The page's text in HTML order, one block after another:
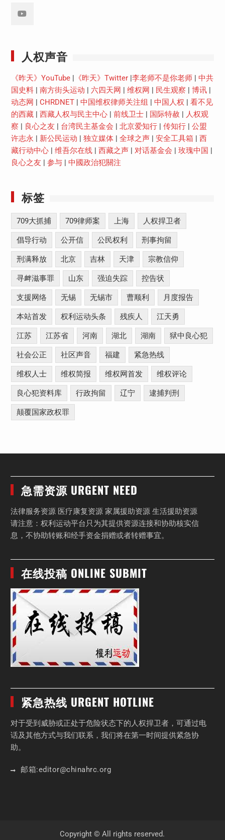
人权声音
《昨天》YouTube| 《昨天》Twitter|李老师不是你老师| 中共
国史料| 南方街头运动 | 六四天网 | 维权网 | 民生观察 | 博讯|
动态网 | CHRDNET| 中国维权律师关注组 | 中国人权 | 看不见
的西藏| 西藏人权与民主中心| 前线卫士| 国际特赦 | 人权观
察 | 良心之友 | 台湾民主基金会 | 北京爱知行| 传知行| 公盟
许志永 | 新公民运动 | 独立媒体| 全球之声| 安全工具箱 | 西
藏行动中心| 维吾尔在线| 西藏之声| 对话基金会 | 玫瑰中国 |
良心之友 | 参与| 中國政治犯關注
标签
709大抓捕 709律师案 上海 人权捍卫者
倡导行动 公开信 公民权利 刑事拘留
刑满释放 北京 吉林 天津 宗教信仰
寻衅滋事罪 山东 强迫失踪 控告状
支援网络 无锡 无锡市 曹顺利 月度报告
本站首发 权利运动头条 残疾人 江天勇
江苏 江苏省 河南 湖北 湖南 狱中良心犯
社会公正 社区声音 福建 紧急热线
维权人士 维权简报 维权网首发 维权评论
良心犯资料库 行政拘留 辽宁 逮捕判刑
颠覆国家政权罪
急需资源 URGENT NEED
法律服务资源 医疗康复资源 家属援助资源 生活援助资源
请注意：权利运动平台只为其提供资源连接和协助核实信
息，不协助转账和经手资金捐赠或者转赠事宜。
在线投稿 ONLINE SUBMIT
紧急热线 URGENT HOTLINE
对于受到威胁或正处于危险状态下的人权捍卫者，可通过电
话及其他方式与我们联系，我们将在第一时间提供紧急协
助。
邮箱:editor@chinahrc.org
Copyright © All rights reserved.